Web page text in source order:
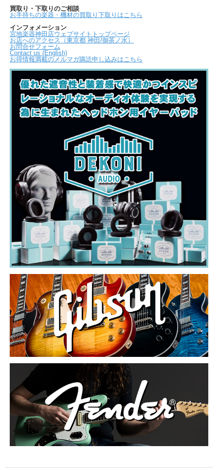
買取り・下取りのご相談
お手持ちの楽器・機材の買取り下取りはこちら
インフォメーション
宮地楽器神田店ウェブサイトトップページ
お店へのアクセス（東京都 神田/御茶ノ水）
お問合せフォーム
Contact us (English)
お得情報満載のメルマガ購読申し込みはこちら